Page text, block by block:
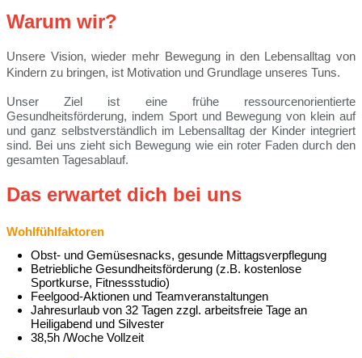
Warum wir?
Unsere Vision, wieder mehr Bewegung in den Lebensalltag von
Kindern zu bringen, ist Motivation und Grundlage unseres Tuns.
Unser Ziel ist eine frühe ressourcenorientierte
Gesundheitsförderung, indem Sport und Bewegung von klein auf
und ganz selbstverständlich im Lebensalltag der Kinder integriert
sind. Bei uns zieht sich Bewegung wie ein roter Faden durch den
gesamten Tagesablauf.
Das erwartet dich bei uns
Wohlfühlfaktoren
Obst- und Gemüsesnacks, gesunde Mittagsverpflegung
Betriebliche Gesundheitsförderung (z.B. kostenlose
Sportkurse, Fitnessstudio)
Feelgood-Aktionen und Teamveranstaltungen
Jahresurlaub von 32 Tagen zzgl. arbeitsfreie Tage an
Heiligabend und Silvester
38,5h /Woche Vollzeit